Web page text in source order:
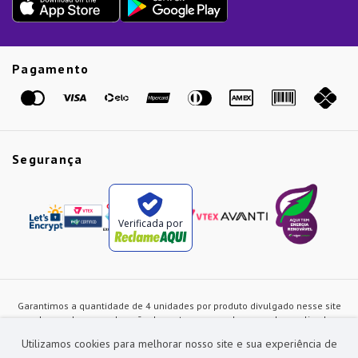
Utilizamos cookies para melhorar nosso site e sua experiência de
Presente de Natal
Pagamento
Segurança
Verificada por
Garantimos a quantidade de 4 unidades por produto divulgado nesse site
ou de acordo com a duração dos estoques, sendo as vendas realizadas
alterados a qualquer instante sem prévia comunicação e são exclusivos